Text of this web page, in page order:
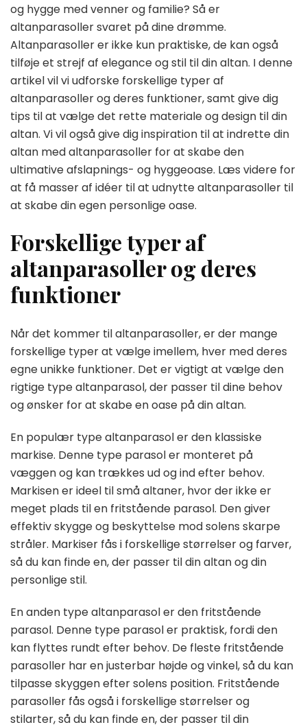
og hygge med venner og familie? Så er
altanparasoller svaret på dine drømme.
Altanparasoller er ikke kun praktiske, de kan også
tilføje et strejf af elegance og stil til din altan. I denne
artikel vil vi udforske forskellige typer af
altanparasoller og deres funktioner, samt give dig
tips til at vælge det rette materiale og design til din
altan. Vi vil også give dig inspiration til at indrette din
altan med altanparasoller for at skabe den
ultimative afslapnings- og hyggeoase. Læs videre for
at få masser af idéer til at udnytte altanparasoller til
at skabe din egen personlige oase.
Forskellige typer af
altanparasoller og deres
funktioner
Når det kommer til altanparasoller, er der mange
forskellige typer at vælge imellem, hver med deres
egne unikke funktioner. Det er vigtigt at vælge den
rigtige type altanparasol, der passer til dine behov
og ønsker for at skabe en oase på din altan.
En populær type altanparasol er den klassiske
markise. Denne type parasol er monteret på
væggen og kan trækkes ud og ind efter behov.
Markisen er ideel til små altaner, hvor der ikke er
meget plads til en fritstående parasol. Den giver
effektiv skygge og beskyttelse mod solens skarpe
stråler. Markiser fås i forskellige størrelser og farver,
så du kan finde en, der passer til din altan og din
personlige stil.
En anden type altanparasol er den fritstående
parasol. Denne type parasol er praktisk, fordi den
kan flyttes rundt efter behov. De fleste fritstående
parasoller har en justerbar højde og vinkel, så du kan
tilpasse skyggen efter solens position. Fritstående
parasoller fås også i forskellige størrelser og
stilarter, så du kan finde en, der passer til din